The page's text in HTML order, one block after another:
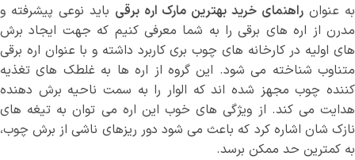
به عنوان راهنمای خرید بهترین مارک اره برقی باید نوعی پیشرفته و
مدرن از اره های برقی را به شما معرفی کنیم که جهت ایجاد برش
های اولیه در کارخانه های چوب بری کاربرد داشته و با عنوان اره برقی
متناوب شناخته می شود. این گروه از اره ها به غلطک های تغذیه
کننده چوب مجهز شده اند که الوار را به سمت ناحیه برش دهنده
هدایت می کند. از ویژگی های خوب این اره می توان به تیغه های
نازک شان اشاره کرد که باعث می شود دور ریزهای ناشی از برش چوب،
به کمترین حد ممکن برسد.